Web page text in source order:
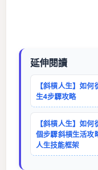
延伸閱讀
【斜槓人生】如
生4步驟攻略
【斜槓人生】如
個步驟斜槓生活攻
人生技能框架